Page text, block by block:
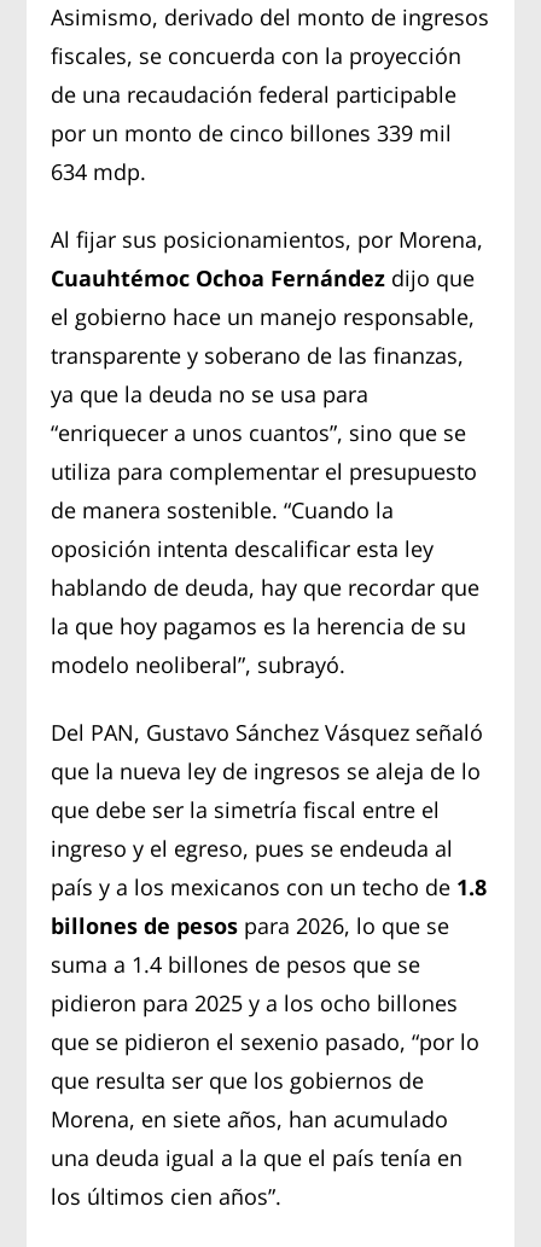
Asimismo, derivado del monto de ingresos
fiscales, se concuerda con la proyección
de una recaudación federal participable
por un monto de cinco billones 339 mil
634 mdp.
Al fijar sus posicionamientos, por Morena,
Cuauhtémoc Ochoa Fernández dijo que
el gobierno hace un manejo responsable,
transparente y soberano de las finanzas,
ya que la deuda no se usa para
“enriquecer a unos cuantos”, sino que se
utiliza para complementar el presupuesto
de manera sostenible. “Cuando la
oposición intenta descalificar esta ley
hablando de deuda, hay que recordar que
la que hoy pagamos es la herencia de su
modelo neoliberal”, subrayó.
Del PAN, Gustavo Sánchez Vásquez señaló
que la nueva ley de ingresos se aleja de lo
que debe ser la simetría fiscal entre el
ingreso y el egreso, pues se endeuda al
país y a los mexicanos con un techo de 1.8
billones de pesos para 2026, lo que se
suma a 1.4 billones de pesos que se
pidieron para 2025 y a los ocho billones
que se pidieron el sexenio pasado, “por lo
que resulta ser que los gobiernos de
Morena, en siete años, han acumulado
una deuda igual a la que el país tenía en
los últimos cien años”.